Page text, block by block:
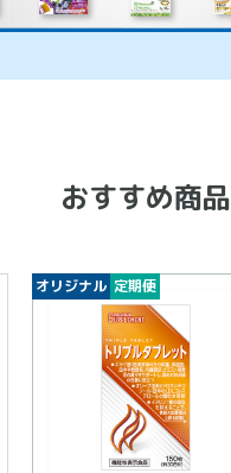
おすすめ商品
オリジナル 定期便